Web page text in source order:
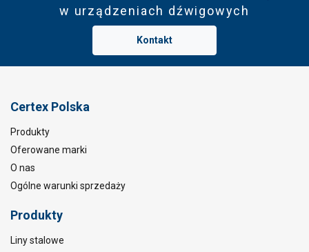
w urządzeniach dźwigowych
Kontakt
Certex Polska
Produkty
Oferowane marki
O nas
Ogólne warunki sprzedaży
Produkty
Liny stalowe